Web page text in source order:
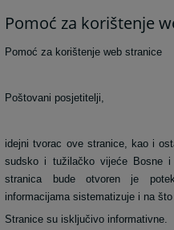
Pomoć za korištenje
Pomoć za korištenje web stranice
Poštovani posjetitelji,
idejni tvorac ove stranice, kao i
sudsko i tužilačko vijeće Bosne
stranica bude otvoren je
informacijama sistematizuje i na
Stranice su isključivo informativne.